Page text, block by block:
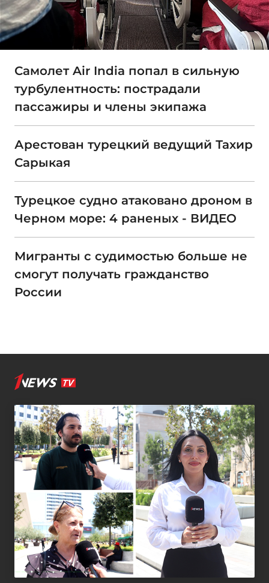
Самолет Air India попал в сильную
турбулентность: пострадали
пассажиры и члены экипажа
Арестован турецкий ведущий Тахир
Сарыкая
Турецкое судно атаковано дроном в
Черном море: 4 раненых - ВИДЕО
Мигранты с судимостью больше не
смогут получать гражданство
России